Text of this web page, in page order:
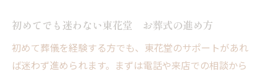
初めてでも迷わない東花堂 お葬式の進め方
初めて葬儀を経験する方でも、東花堂のサポートがあれ
ば迷わず進められます。まずは電話や来店での相談から